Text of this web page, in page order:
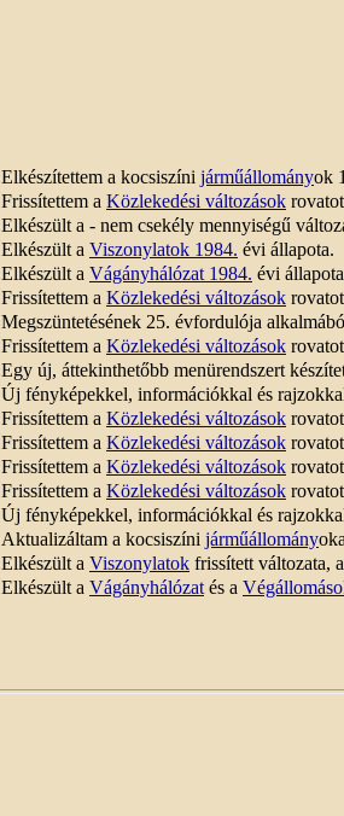
Elkészítettem a kocsiszíni járműállományok
Frissítettem a Közlekedési változások
Elkészült a - nem csekély mennyiségű
Elkészült a Viszonylatok 1984. évi állapota.
Elkészült a Vágányhálózat 1984. évi
Frissítettem a Közlekedési változások
Megszüntetésének 25. évfordulója
Frissítettem a Közlekedési változások
Egy új, áttekinthetőbb menürendszert
Új fényképekkel, információkkal és
Frissítettem a Közlekedési változások
Frissítettem a Közlekedési változások
Frissítettem a Közlekedési változások
Frissítettem a Közlekedési változások
Új fényképekkel, információkkal és
Aktualizáltam a kocsiszíni járműállomány
Elkészült a Viszonylatok frissített változata,
Elkészült a Vágányhálózat és a